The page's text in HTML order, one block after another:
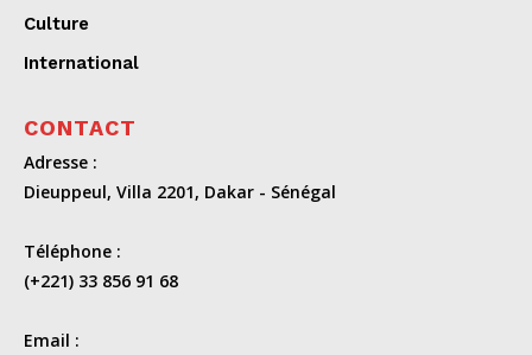
Culture
International
CONTACT
Adresse :
Dieuppeul, Villa 2201, Dakar - Sénégal
Téléphone :
(+221) 33 856 91 68
Email :